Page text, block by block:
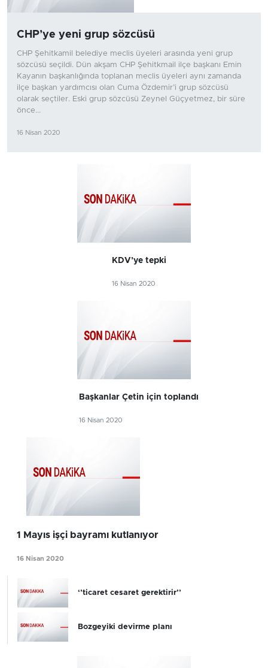
CHP’ye yeni grup sözcüsü
CHP Şehitkamil belediye meclis üyeleri arasında yeni grup
sözcüsü seçildi. Dün akşam CHP Şehitkmail ilçe başkanı Emin
Kayanın başkanlığında toplanan meclis üyeleri aynı zamanda
ilçe başkan yardımcısı olan Cuma Özdemir’i grup sözcüsü
olarak seçtiler. Eski grup sözcüsü Zeynel Güçyetmez, bir süre
önce...
16 Nisan 2020
KDV’ye tepki
16 Nisan 2020
Başkanlar Çetin için toplandı
16 Nisan 2020
1 Mayıs işçi bayramı kutlanıyor
16 Nisan 2020
‘’ticaret cesaret gerektirir’’
Bozgeyiki devirme planı